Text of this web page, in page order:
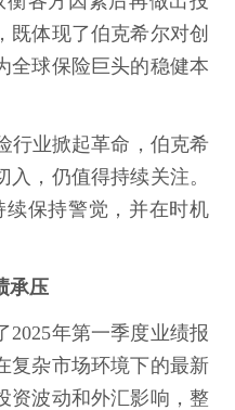
既体现了伯克希尔对创
全球保险巨头的稳健本
行业掀起革命，伯克希
，仍值得持续关注。
续保持警觉，并在时机
承压
2025年第一季度业绩报
复杂市场环境下的最新
资波动和外汇影响，整